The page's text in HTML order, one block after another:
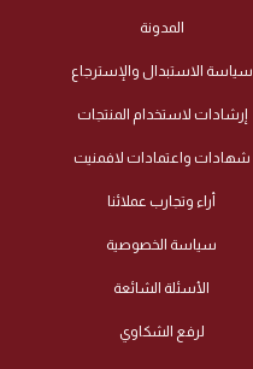
المدونة
سياسة الاستبدال والإسترجاع
إرشادات لاستخدام المنتجات
شهادات واعتمادات لافمنيت
أراء وتجارب عملائنا
سياسة الخصوصية
الأسئلة الشائعة
لرفع الشكاوي